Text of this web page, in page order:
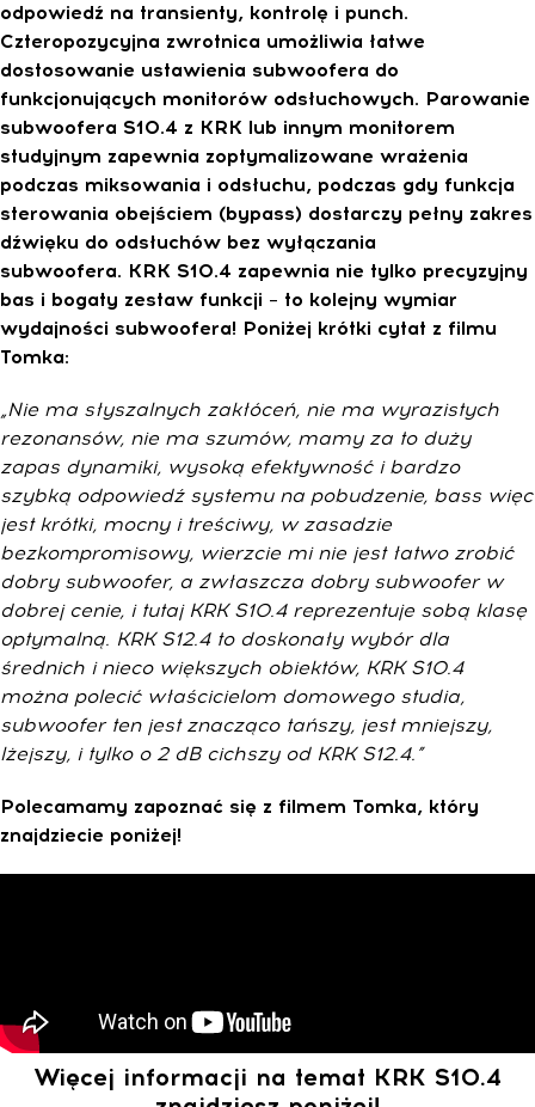
odpowiedź na transienty, kontrolę i punch.
Czteropozycyjna zwrotnica umożliwia łatwe
dostosowanie ustawienia subwoofera do
funkcjonujących monitorów odsłuchowych. Parowanie
subwoofera S10.4 z KRK lub innym monitorem
studyjnym zapewnia zoptymalizowane wrażenia
podczas miksowania i odsłuchu, podczas gdy funkcja
sterowania obejściem (bypass) dostarczy pełny zakres
dźwięku do odsłuchów bez wyłączania
subwoofera. KRK S10.4 zapewnia nie tylko precyzyjny
bas i bogaty zestaw funkcji – to kolejny wymiar
wydajności subwoofera! Poniżej krótki cytat z filmu
Tomka:
„Nie ma słyszalnych zakłóceń, nie ma wyrazistych
rezonansów, nie ma szumów, mamy za to duży
zapas dynamiki, wysoką efektywność i bardzo
szybką odpowiedź systemu na pobudzenie, bass więc
jest krótki, mocny i treściwy, w zasadzie
bezkompromisowy, wierzcie mi nie jest łatwo zrobić
dobry subwoofer, a zwłaszcza dobry subwoofer w
dobrej cenie, i tutaj KRK S10.4 reprezentuje sobą klasę
optymalną. KRK S12.4 to doskonały wybór dla
średnich i nieco większych obiektów, KRK S10.4
można polecić właścicielom domowego studia,
subwoofer ten jest znacząco tańszy, jest mniejszy,
lżejszy, i tylko o 2 dB cichszy od KRK S12.4.”
Polecamamy zapoznać się z filmem Tomka, który
znajdziecie poniżej!
Więcej informacji na temat KRK S10.4